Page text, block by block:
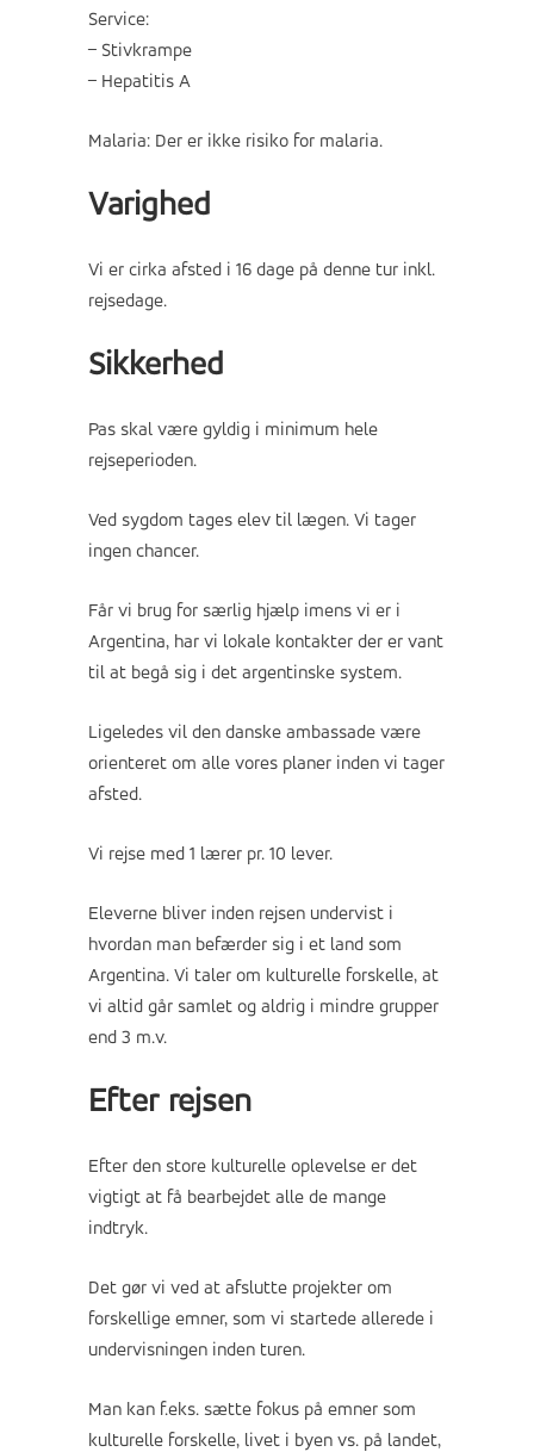
Service:
– Stivkrampe
– Hepatitis A
Malaria: Der er ikke risiko for malaria.
Varighed
Vi er cirka afsted i 16 dage på denne tur inkl.
rejsedage.
Sikkerhed
Pas skal være gyldig i minimum hele
rejseperioden.
Ved sygdom tages elev til lægen. Vi tager
ingen chancer.
Får vi brug for særlig hjælp imens vi er i
Argentina, har vi lokale kontakter der er vant
til at begå sig i det argentinske system.
Ligeledes vil den danske ambassade være
orienteret om alle vores planer inden vi tager
afsted.
Vi rejse med 1 lærer pr. 10 lever.
Eleverne bliver inden rejsen undervist i
hvordan man befærder sig i et land som
Argentina. Vi taler om kulturelle forskelle, at
vi altid går samlet og aldrig i mindre grupper
end 3 m.v.
Efter rejsen
Efter den store kulturelle oplevelse er det
vigtigt at få bearbejdet alle de mange
indtryk.
Det gør vi ved at afslutte projekter om
forskellige emner, som vi startede allerede i
undervisningen inden turen.
Man kan f.eks. sætte fokus på emner som
kulturelle forskelle, livet i byen vs. på landet,